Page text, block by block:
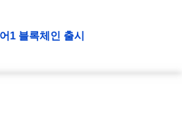
1 블록체인 출시